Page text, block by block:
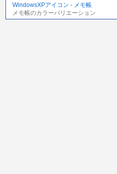
WindowsXPアイコン - メモ帳
メモ帳のカラーバリエーション